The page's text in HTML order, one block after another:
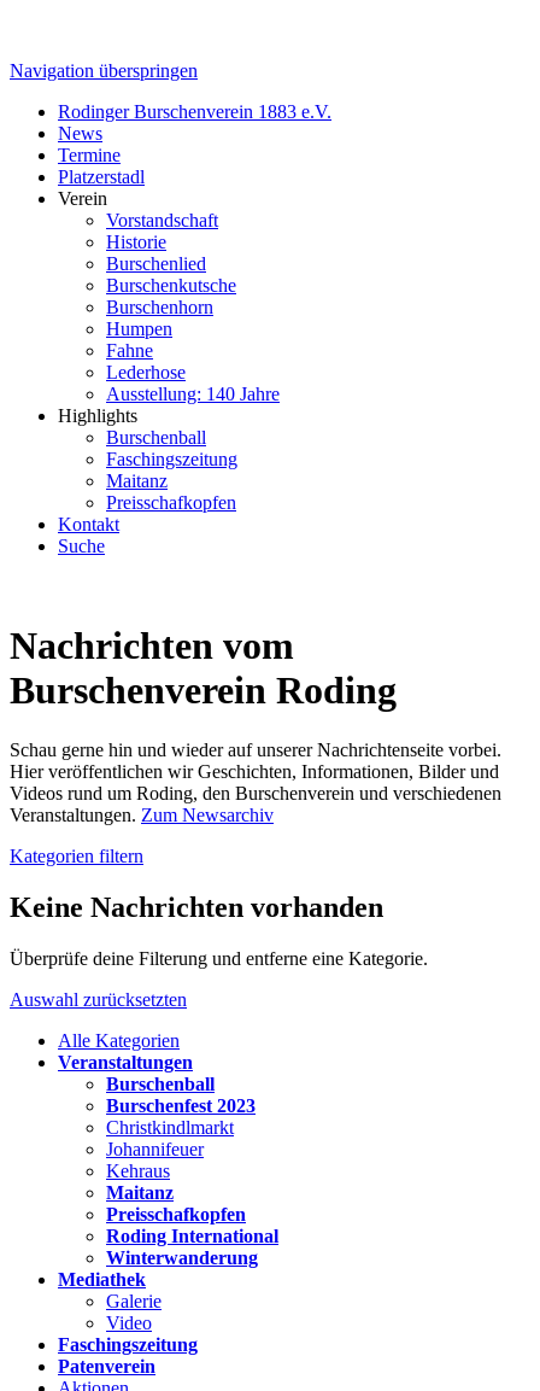
Navigation überspringen
Rodinger Burschenverein 1883 e.V.
News
Termine
Platzerstadl
Verein
Vorstandschaft
Historie
Burschenlied
Burschenkutsche
Burschenhorn
Humpen
Fahne
Lederhose
Ausstellung: 140 Jahre
Highlights
Burschenball
Faschingszeitung
Maitanz
Preisschafkopfen
Kontakt
Suche
Nachrichten vom
Burschenverein Roding
Schau gerne hin und wieder auf unserer Nachrichtenseite vorbei.
Hier veröffentlichen wir Geschichten, Informationen, Bilder und
Videos rund um Roding, den Burschenverein und verschiedenen
Veranstaltungen. Zum Newsarchiv
Kategorien filtern
Keine Nachrichten vorhanden
Überprüfe deine Filterung und entferne eine Kategorie.
Auswahl zurücksetzten
Alle Kategorien
Veranstaltungen
Burschenball
Burschenfest 2023
Christkindlmarkt
Johannifeuer
Kehraus
Maitanz
Preisschafkopfen
Roding International
Winterwanderung
Mediathek
Galerie
Video
Faschingszeitung
Patenverein